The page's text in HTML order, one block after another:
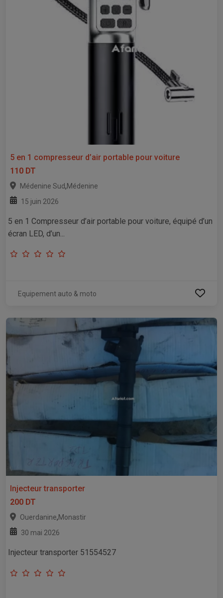
5 en 1 compresseur d’air portable pour voiture
110 DT
Médenine Sud,Médenine
15 juin 2026
5 en 1 Compresseur d’air portable pour voiture, équipé d’un
écran LED, d’un...
Equipement auto & moto
Injecteur transporter
200 DT
Ouerdanine,Monastir
30 mai 2026
Injecteur transporter 51554527